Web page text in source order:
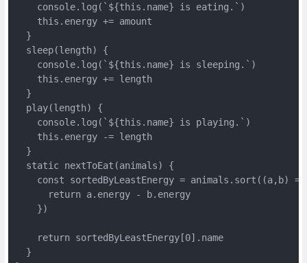
    console.log(`${this.name} is eating.`)
    this.energy += amount
  }
  sleep(length) {
    console.log(`${this.name} is sleeping.`)
    this.energy += length
  }
  play(length) {
    console.log(`${this.name} is playing.`)
    this.energy -= length
  }
  static nextToEat(animals) {
const sortedByLeastEnergy = animals.sort((a,b)
      return a.energy - b.energy
    })
    return sortedByLeastEnergy[0].name
  }